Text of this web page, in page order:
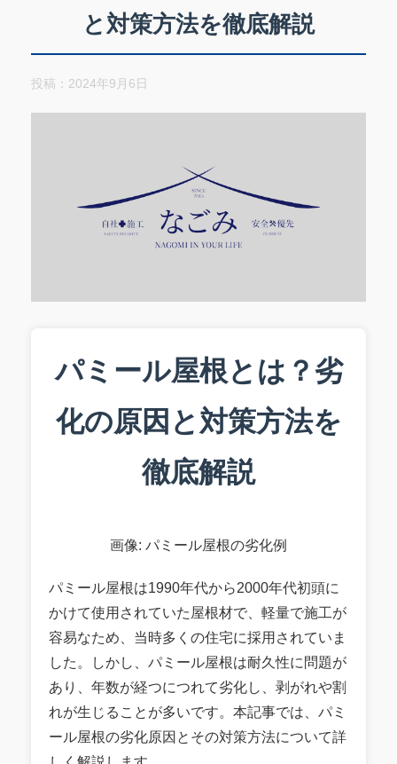
と対策方法を徹底解説
投稿：2024年9月6日
パミール屋根とは？劣
化の原因と対策方法を
徹底解説
画像: パミール屋根の劣化例
パミール屋根は1990年代から2000年代初頭に
かけて使用されていた屋根材で、軽量で施工が
容易なため、当時多くの住宅に採用されていま
した。しかし、パミール屋根は耐久性に問題が
あり、年数が経つにつれて劣化し、剥がれや割
れが生じることが多いです。本記事では、パミ
ール屋根の劣化原因とその対策方法について詳